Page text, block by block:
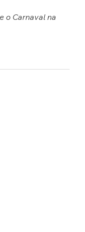
o Carnaval na